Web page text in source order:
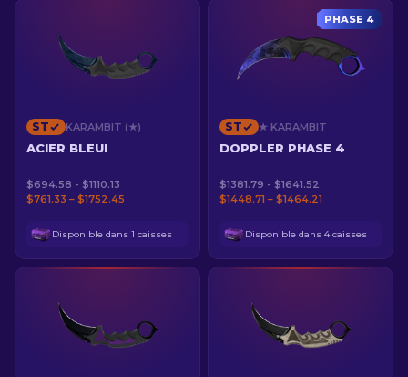
ST KARAMBIT (★)
ACIER BLEUI
$694.58 - $1110.13
$761.33 – $1752.45
Disponible dans 1 caisses
PHASE 4
ST ★ KARAMBIT
DOPPLER PHASE 4
$1381.79 - $1641.52
$1448.71 – $1464.21
Disponible dans 4 caisses